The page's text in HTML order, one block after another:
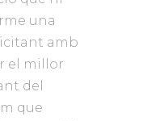
una
amb
el millor
del
que